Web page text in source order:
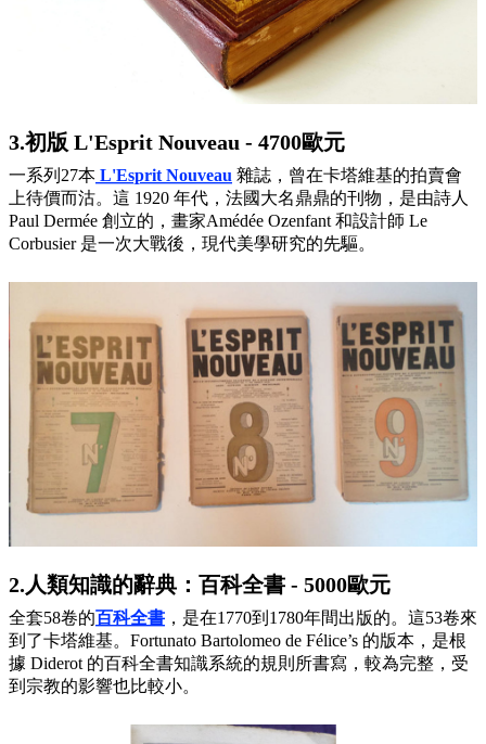
3.初版 L'Esprit Nouveau - 4700歐元
一系列27本 L'Esprit Nouveau 雜誌，曾在卡塔維基的拍賣會
上待價而沽。這 1920 年代，法國大名鼎鼎的刊物，是由詩人
Paul Dermée 創立的，畫家Amédée Ozenfant 和設計師 Le
Corbusier 是一次大戰後，現代美學研究的先驅。
2.人類知識的辭典：百科全書 - 5000歐元
全套58卷的百科全書 ，是在1770到1780年間出版的。這53卷來
到了卡塔維基。Fortunato Bartolomeo de Félice’s 的版本，是根
據 Diderot 的百科全書知識系統的規則所書寫，較為完整，受
到宗教的影響也比較小。